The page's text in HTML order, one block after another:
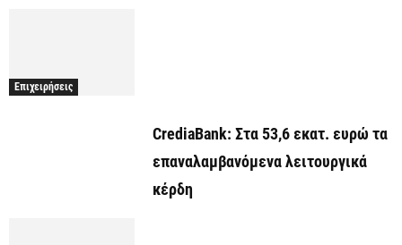
Επιχειρήσεις
CrediaBank: Στα 53,6 εκατ. ευρώ τα
επαναλαμβανόμενα λειτουργικά
κέρδη